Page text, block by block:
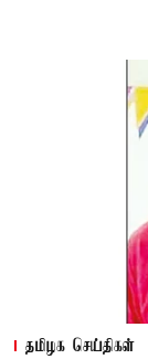
தமிழக செய்திகள்